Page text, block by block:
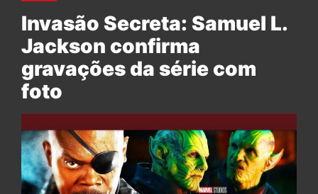
Invasão Secreta: Samuel L.
Jackson confirma
gravações da série com
foto